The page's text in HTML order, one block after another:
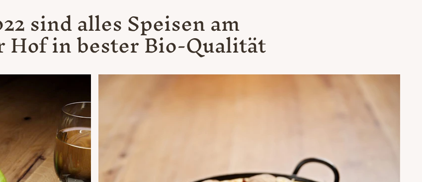
sind alles Speisen am
Hof in bester Bio-Qualität